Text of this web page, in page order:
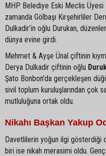
MHP Belediye Eski Meclis Üyesi
zamanda Gölbaşı Kırşehirliler
Dulkadir’in oğlu Durukan,
dünya evine girdi.
Mehmet & Ayşe Ünal çiftinin
Derya Dulkadir çiftinin oğlu
Şato Bonbon'da gerçekleşen
sivil toplum kuruluşlarından çok
mutluluğuna ortak oldu.
Nikahı Başkan Yakup
Davetlilerin yoğun ilgi gösterdiği
biri ise nikah merasimi oldu. Genç